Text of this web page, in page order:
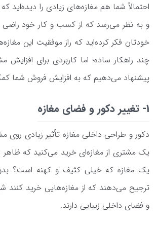
احتمالاً شما هم مغازه‌های زیادی را دیده‌اید
و به نظر می‌رسد که از کسب و کار خود
خودتان فکر کرده‌اید که راز موفقیت این
چند راهکار ساده؛ اما کاربردی برای افزایش
پیشنهاد می‌دهیم که به افزایش فروش شما
1- تغییر دکور و فضای مغازه
دکور و طراحی داخلی مغازه تأثیر زیادی روی
یک مشتری از مغازه‌ای خرید می‌کنید که ظاهر
یک مغازه که خیلی کثیف و کهنه است؟
ترجیح می‌دهند که از مغازه‌هایی خرید
و فضای داخلی زیبایی دارند.